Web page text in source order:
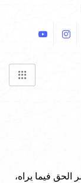
الحق فيما يراه،